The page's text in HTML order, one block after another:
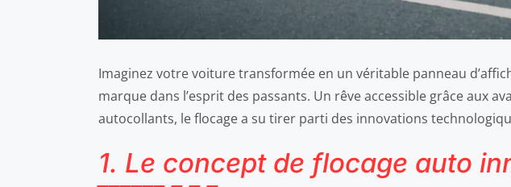
Imaginez votre voiture transformée en un véritable panneau
marque dans l’esprit des passants. Un rêve accessible grâce aux
autocollants, le flocage a su tirer parti des innovations
1. Le concept de flocage auto